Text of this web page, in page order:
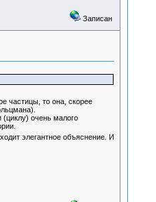
Записан
частицы, то она, скорее
очень малого
элегантное объяснение. И